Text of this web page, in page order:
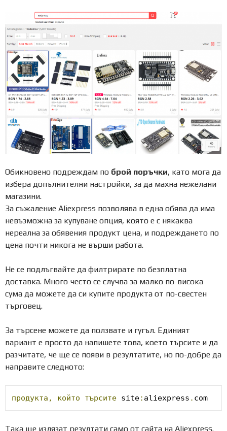
Обикновено подреждам по брой поръчки, като мога да
избера допълнителни настройки, за да махна нежелани
магазини.
За съжаление Aliexpress позволява в една обява да има
невъзможна за купуване опция, която е с някаква
нереална за обявения продукт цена, и подреждането по
цена почти никога не върши работа.
Не се подлъгвайте да филтрирате по безплатна
доставка. Много често се случва за малко по-висока
сума да можете да си купите продукта от по-свестен
търговец.
За търсене можете да ползвате и гугъл. Единият
вариант е просто да напишете това, което търсите и да
разчитате, че ще се появи в резултатите, но по-добре да
направите следното:
продукта, който търсите site: aliexpress . com
Така ще излязат резултати само от сайта на Aliexpress.